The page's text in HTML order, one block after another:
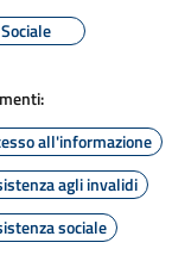
Sociale
all'informazione
agli invalidi
sociale